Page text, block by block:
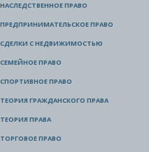
НАСЛЕДСТВЕННОЕ ПРАВО
ПРЕДПРИНИМАТЕЛЬСКОЕ ПРАВО
СДЕЛКИ С НЕДВИЖИМОСТЬЮ
СЕМЕЙНОЕ ПРАВО
СПОРТИВНОЕ ПРАВО
ТЕОРИЯ ГРАЖДАНСКОГО ПРАВА
ТЕОРИЯ ПРАВА
ТОРГОВОЕ ПРАВО